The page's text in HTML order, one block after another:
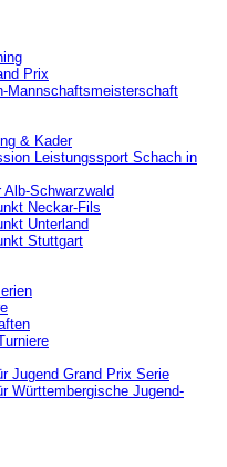
Prix
Mannschaftsmeisterschaft
& Kader
Leistungssport Schach in
Alb-Schwarzwald
Neckar-Fils
Unterland
Stuttgart
Jugend Grand Prix Serie
Württembergische Jugend-